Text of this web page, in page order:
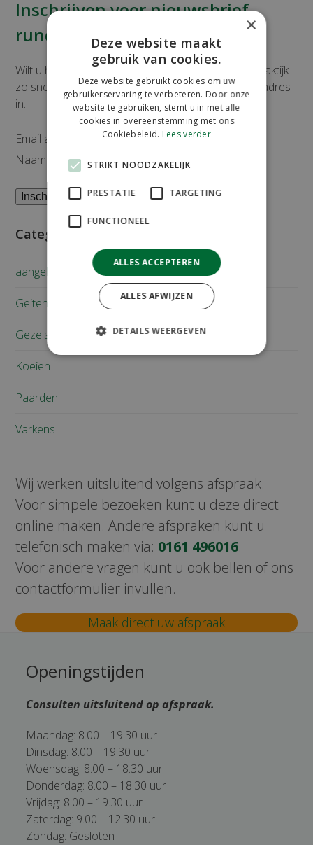
Inschrijven voor nieuwsbrief
rundvee
Wilt u het laatste nieuws over rundvee van onze praktijk
zo snel mogelijk ontvangen? Vul dan hier uw email adres
in.
Email adres
Naam
Categorieën
aangeboden
Geiten
Gezelschapsdieren
Koeien
Paarden
Varkens
Wij werken uitsluitend volgens afspraak.
Voor simpele bezoeken kunt u deze direct
online maken. Andere afspraken kunt u
telefonisch maken via: 0161 496016.
Voor andere vragen kunt u ook bellen of ons
contactformulier invullen.
Maak direct uw afspraak
Openingstijden
Consulten uitsluitend op afspraak.
Maandag: 8.00 – 19.30 uur
Dinsdag: 8.00 – 19.30 uur
Woensdag: 8.00 – 18.30 uur
Donderdag: 8.00 – 18.30 uur
Vrijdag: 8.00 – 19.30 uur
Zaterdag: 9.00 – 12.30 uur
Zondag: Gesloten
×
Deze website maakt
gebruik van cookies.
Deze website gebruikt cookies om uw
gebruikerservaring te verbeteren. Door onze
website te gebruiken, stemt u in met alle
cookies in overeenstemming met ons
Cookiebeleid. Lees verder
STRIKT NOODZAKELIJK
PRESTATIE TARGETING
FUNCTIONEEL
ALLES ACCEPTEREN
ALLES AFWIJZEN
DETAILS WEERGEVEN